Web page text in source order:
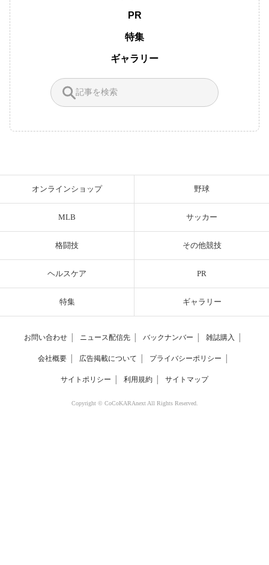
PR
特集
ギャラリー
オンラインショップ 野球
MLB サッカー
格闘技 その他競技
ヘルスケア PR
特集 ギャラリー
お問い合わせ ニュース配信先 バックナンバー 雑誌購入
会社概要 広告掲載について プライバシーポリシー
サイトポリシー 利用規約 サイトマップ
Copyright © CoCoKARAnext All Rights Reserved.